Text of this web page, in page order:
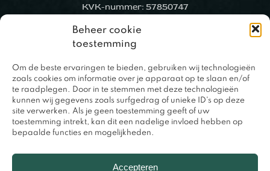
Beheer cookie
toestemming
Om de beste ervaringen te bieden, gebruiken wij technologieën
zoals cookies om informatie over je apparaat op te slaan en/of
te raadplegen. Door in te stemmen met deze technologieën
kunnen wij gegevens zoals surfgedrag of unieke ID's op deze
site verwerken. Als je geen toestemming geeft of uw
toestemming intrekt, kan dit een nadelige invloed hebben op
bepaalde functies en mogelijkheden.
Accepteren
KVK-nummer: 57850747
0317 – 420848